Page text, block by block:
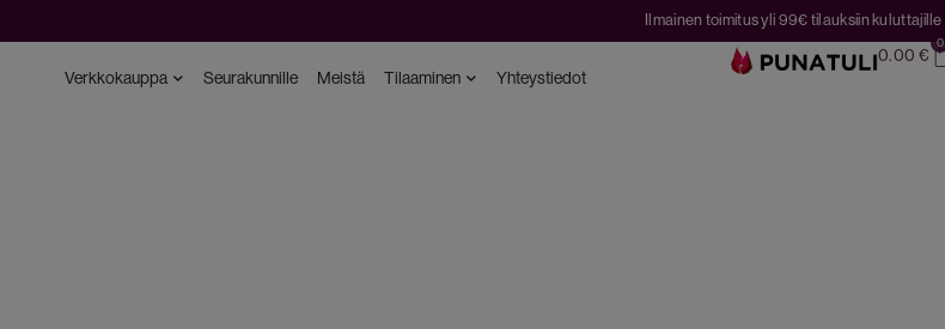
Ilmainen toimitus yli 99€ tilauksiin kuluttajille
Verkkokauppa Seurakunnille Meistä Tilaaminen Yhteystiedot
0.00€
0